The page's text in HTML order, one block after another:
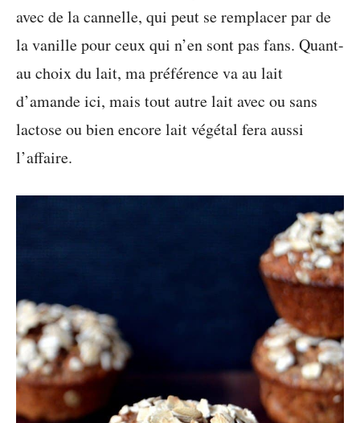
avec de la cannelle, qui peut se remplacer par de
la vanille pour ceux qui n’en sont pas fans. Quant-
au choix du lait, ma préférence va au lait
d’amande ici, mais tout autre lait avec ou sans
lactose ou bien encore lait végétal fera aussi
l’affaire.